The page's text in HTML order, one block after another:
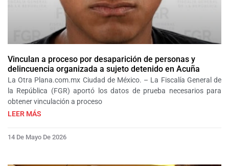
Vinculan a proceso por desaparición de personas y
delincuencia organizada a sujeto detenido en Acuña
La Otra Plana.com.mx Ciudad de México. – La Fiscalía General de
la República (FGR) aportó los datos de prueba necesarios para
obtener vinculación a proceso
LEER MÁS
14 De Mayo De 2026